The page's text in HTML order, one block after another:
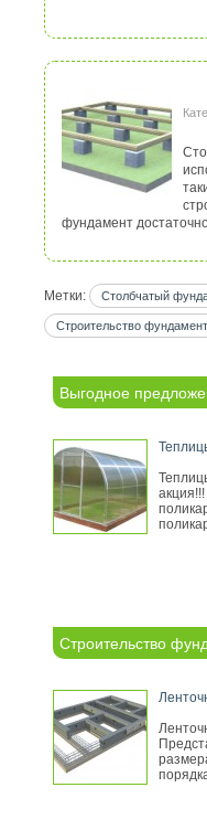
фундамент
Метки: Столбчатый
Строительство
Выгодное
Строительство